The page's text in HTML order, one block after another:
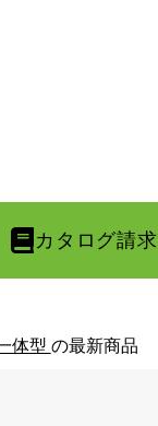
カタログ請求
体型 の最新商品